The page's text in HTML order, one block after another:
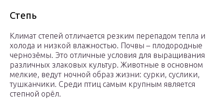
Степь
Климат степей отличается резким перепадом тепла и
холода и низкой влажностью. Почвы – плодородные
чернозёмы. Это отличные условия для выращивания
различных злаковых культур. Животные в основном
мелкие, ведут ночной образ жизни: сурки, суслики,
тушканчики. Среди птиц самым крупным является
степной орёл.